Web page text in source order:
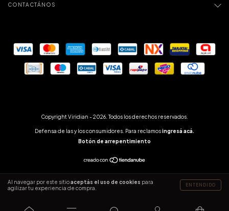
Al navegar por este sitioaceptás el uso de cookies para
agilizar tu experiencia de compra.
ENTENDIDO
CONTACTÁNOS
Copyright Viridian - 2026. Todos los derechos reservados.
Defensa de las y los consumidores. Para reclamosingresá acá.
Botón de arrepentimiento